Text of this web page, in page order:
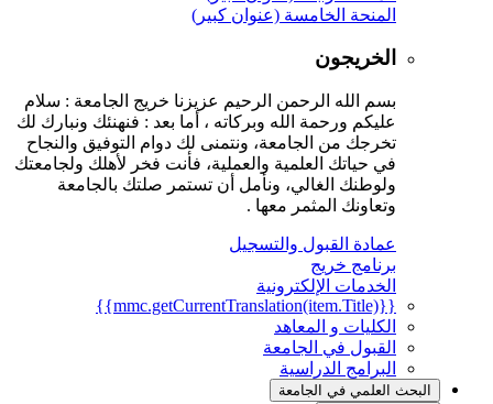
المنحة الخامسة (عنوان كبير)
الخريجون
بسم الله الرحمن الرحيم عزيزنا خريج الجامعة : سلام
عليكم ورحمة الله وبركاته ، أما بعد : فنهنئك ونبارك لك
تخرجك من الجامعة، ونتمنى لك دوام التوفيق والنجاح
في حياتك العلمية والعملية، فأنت فخر لأهلك ولجامعتك
ولوطنك الغالي، ونأمل أن تستمر صلتك بالجامعة
وتعاونك المثمر معها .
عمادة القبول والتسجيل
برنامج خريج
الخدمات الإلكترونية
{{mmc.getCurrentTranslation(item.Title)}}
الكليات و المعاهد
القبول في الجامعة
البرامج الدراسية
البحث العلمي في الجامعة